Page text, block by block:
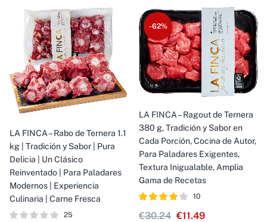
LA FINCA – Rabo de Ternera 1.1
kg | Tradición y Sabor | Pura
Delicia | Un Clásico
Reinventado | Para Paladares
Modernos | Experiencia
Culinaria | Carne Fresca
25
-62%
LA FINCA – Ragout de Ternera
380 g, Tradición y Sabor en
Cada Porción, Cocina de Autor,
Para Paladares Exigentes,
Textura Inigualable, Amplia
Gama de Recetas
conde 5
10
€30.24 €11.49